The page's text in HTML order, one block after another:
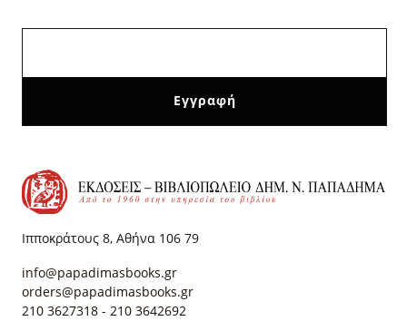
Ιπποκράτους 8, Αθήνα 106 79
info@papadimasbooks.gr
orders@papadimasbooks.gr
210 3627318 - 210 3642692